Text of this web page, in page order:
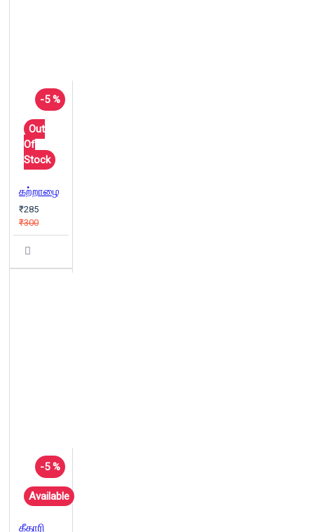
-5 %
Out
Of
Stock
கற்றாழை
₹285
₹300
-5 %
Available
கீதாரி